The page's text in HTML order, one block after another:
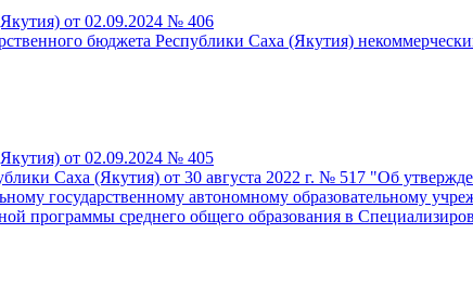
от 02.09.2024 № 406
бюджета Республики Саха (Якутия)
от 02.09.2024 № 405
Саха (Якутия) от 30 августа 2022 г. № 517 "Об
государственному автономному образовательному
программы среднего общего образования в